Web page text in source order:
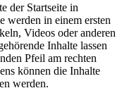
der Startseite in
werden in einem ersten
Videos oder anderen
Inhalte lassen
Pfeil am rechten
können die Inhalte
werden.